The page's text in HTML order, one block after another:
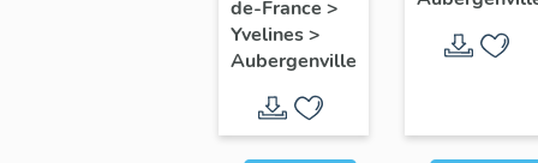
de-France >
Yvelines>
Aubergenville
avenue
d'Ypres